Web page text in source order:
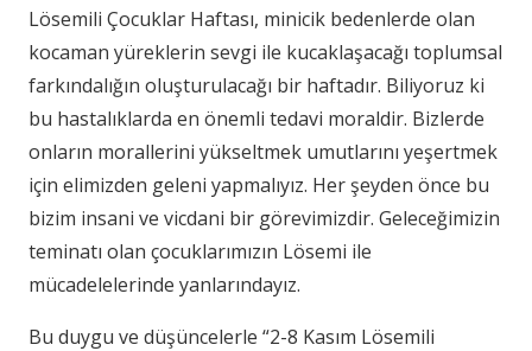
Lösemili Çocuklar Haftası, minicik bedenlerde olan
kocaman yüreklerin sevgi ile kucaklaşacağı toplumsal
farkındalığın oluşturulacağı bir haftadır. Biliyoruz ki
bu hastalıklarda en önemli tedavi moraldir. Bizlerde
onların morallerini yükseltmek umutlarını yeşertmek
için elimizden geleni yapmalıyız. Her şeyden önce bu
bizim insani ve vicdani bir görevimizdir. Geleceğimizin
teminatı olan çocuklarımızın Lösemi ile
mücadelelerinde yanlarındayız.
Bu duygu ve düşüncelerle “2-8 Kasım Lösemili